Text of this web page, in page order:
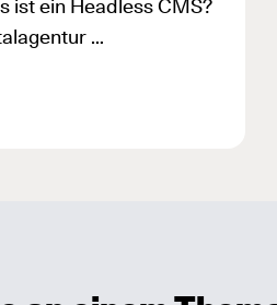
ist ein Headless CMS?
…